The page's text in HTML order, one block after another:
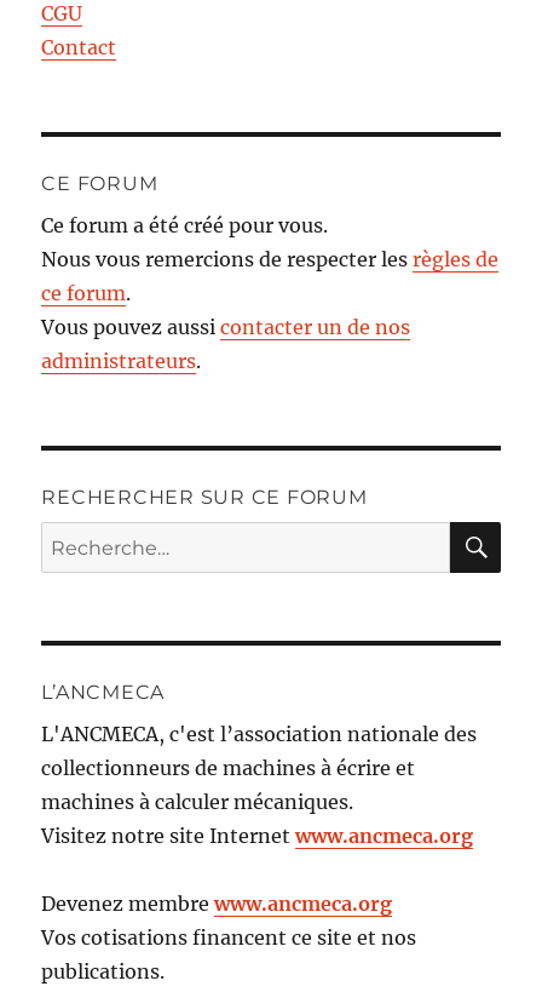
CGU
Contact
CE FORUM
Ce forum a été créé pour vous.
Nous vous remercions de respecter lesrègles de
ce forum.
Vous pouvez aussicontacter un de nos
administrateurs.
RECHERCHER SUR CE FORUM
Recherche
pour :
L’ANCMECA
L'ANCMECA, c'est l’association nationale des
collectionneurs de machines à écrire et
machines à calculer mécaniques.
Visitez notre site Internetwww.ancmeca.org
Devenez membrewww.ancmeca.org
Vos cotisations financent ce site et nos
publications.